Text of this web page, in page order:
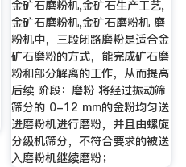
金矿石磨粉机,金矿石生产工艺,
金矿石磨粉机,金矿石磨粉机 磨
粉机中，三段闭路磨粉是适合金
矿石磨粉的方式，能完成矿石磨
粉和部分解离的工作，从而提高
后续 阶段：磨粉 将经过振动筛
筛分的 0-12 mm的金粉均匀送
进磨粉机进行磨粉，并且由螺旋
分级机筛分，不符合要求的被送
入磨粉机继续磨粉；